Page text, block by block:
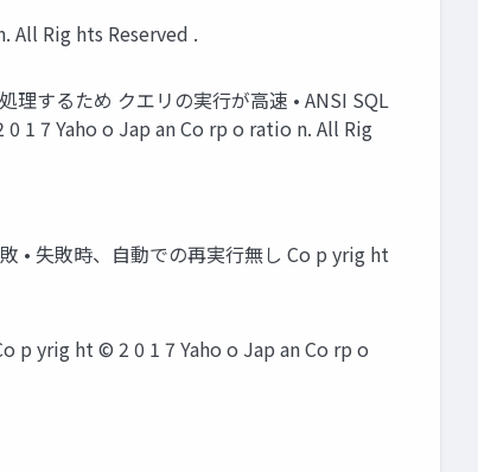
Rig hts Reserved .
するため クエリの実行が高速 • ANSI SQL
1 7 Yaho o Jap an Co rp o ratio n. All Rig
• 失敗時、自動での再実行無し Co p yrig ht
p yrig ht © 2 0 1 7 Yaho o Jap an Co rp o